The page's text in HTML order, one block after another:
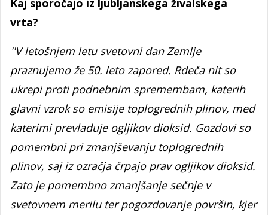
vrta?
''V letošnjem letu svetovni dan Zemlje
praznujemo že 50. leto zapored. Rdeča nit so
ukrepi proti podnebnim spremembam, katerih
glavni vzrok so emisije toplogrednih plinov, med
katerimi prevladuje ogljikov dioksid. Gozdovi so
pomembni pri zmanjševanju toplogrednih
plinov, saj iz ozračja črpajo prav ogljikov dioksid.
Zato je pomembno zmanjšanje sečnje v
svetovnem merilu ter pogozdovanje površin, kjer